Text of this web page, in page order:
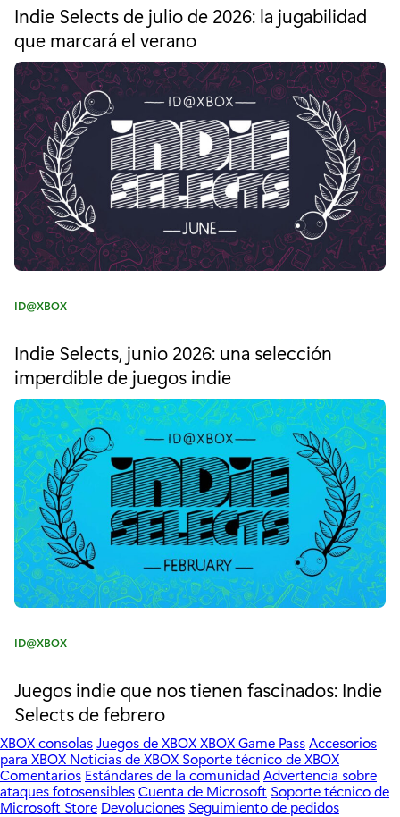
W
s
t
l
l
e
g
ó
b
o
x
G
a
m
e
P
s
"
e
g
o
í
a
Indie Selects de julio de 2026: la jugabilidad
que marcará el verano
C
e
o
í
a
ID@XBOX
Indie Selects, junio 2026: una selección
imperdible de juegos indie
C
e
g
o
r
í
a
:
ID@XBOX
Juegos indie que nos tienen fascinados: Indie
Selects de febrero
XBOX consolasJuegos de XBOXXBOX Game PassAccesorios
para XBOX Noticias de XBOX Soporte técnico de XBOX
Comentarios Estándares de la comunidadAdvertencia sobre
ataques fotosensiblesCuenta de Microsoft Soporte técnico de
Microsoft Store Devoluciones Seguimiento de pedidos